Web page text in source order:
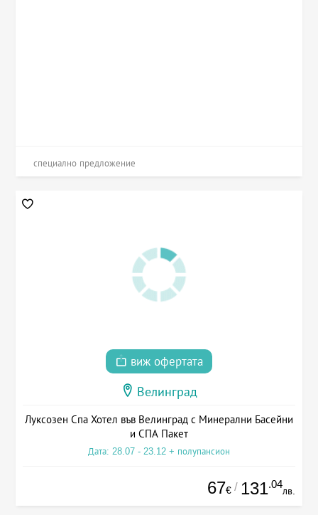
специално предложение
виж офертата
Велинград
Луксозен Спа Хотел във Велинград с Минерални Басейни
и СПА Пакет
Дата: 28.07 - 23.12 + полупансион
67€ / 131.04
лв.